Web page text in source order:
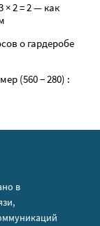
× 2 = 2 — как
о гардеробе
(560 − 280) :
в